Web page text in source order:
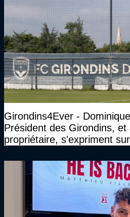
Girondins4Ever -
Président des Girondins, et
propriétaire, s'expriment